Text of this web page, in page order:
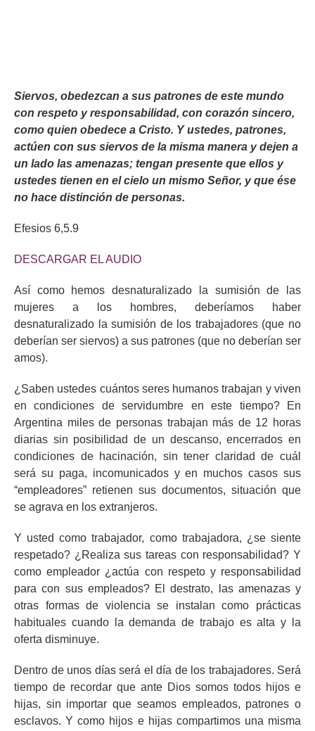
Siervos, obedezcan a sus patrones de este mundo
con respeto y responsabilidad, con corazón sincero,
como quien obedece a Cristo. Y ustedes, patrones,
actúen con sus siervos de la misma manera y dejen a
un lado las amenazas; tengan presente que ellos y
ustedes tienen en el cielo un mismo Señor, y que ése
no hace distinción de personas.
Efesios 6,5.9
DESCARGAR EL AUDIO
Así como hemos desnaturalizado la sumisión de las
mujeres a los hombres, deberíamos haber
desnaturalizado la sumisión de los trabajadores (que no
deberían ser siervos) a sus patrones (que no deberían ser
amos).
¿Saben ustedes cuántos seres humanos trabajan y viven
en condiciones de servidumbre en este tiempo? En
Argentina miles de personas trabajan más de 12 horas
diarias sin posibilidad de un descanso, encerrados en
condiciones de hacinación, sin tener claridad de cuál
será su paga, incomunicados y en muchos casos sus
“empleadores” retienen sus documentos, situación que
se agrava en los extranjeros.
Y usted como trabajador, como trabajadora, ¿se siente
respetado? ¿Realiza sus tareas con responsabilidad? Y
como empleador ¿actúa con respeto y responsabilidad
para con sus empleados? El destrato, las amenazas y
otras formas de violencia se instalan como prácticas
habituales cuando la demanda de trabajo es alta y la
oferta disminuye.
Dentro de unos días será el día de los trabajadores. Será
tiempo de recordar que ante Dios somos todos hijos e
hijas, sin importar que seamos empleados, patrones o
esclavos. Y como hijos e hijas compartimos una misma